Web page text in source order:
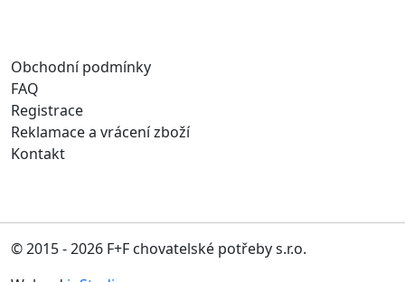
Obchodní podmínky
FAQ
Registrace
Reklamace a vrácení zboží
Kontakt
© 2015 - 2026 F+F chovatelské potřeby s.r.o.